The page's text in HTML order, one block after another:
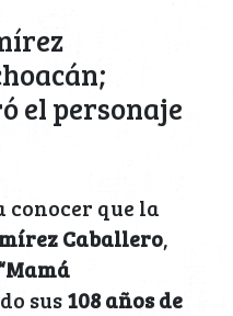
el personaje
conocer que la
Caballero,
sus108 años de